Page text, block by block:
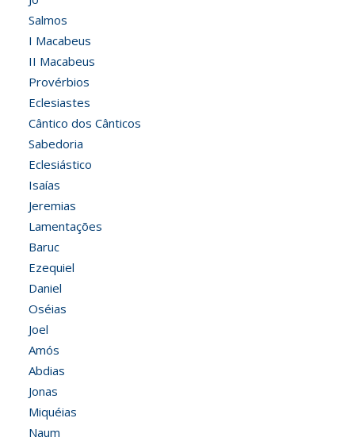
Salmos
I Macabeus
II Macabeus
Provérbios
Eclesiastes
Cântico dos Cânticos
Sabedoria
Eclesiástico
Isaías
Jeremias
Lamentações
Baruc
Ezequiel
Daniel
Oséias
Joel
Amós
Abdias
Jonas
Miquéias
Naum